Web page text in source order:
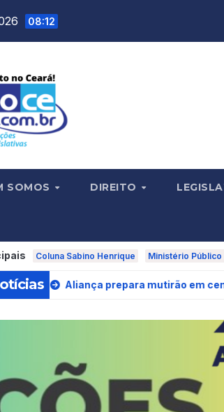
08:12
SOMOS DIREITO
Coluna Sabino Henrique Ministério Público
Aliança prepara mutirão em cemitério